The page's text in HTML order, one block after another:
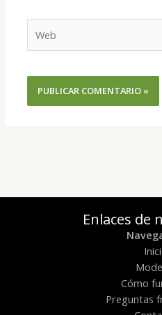
Enlaces de
Cómo
Preguntas